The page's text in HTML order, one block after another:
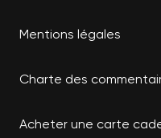
Mentions légales
Charte des
Acheter une carte